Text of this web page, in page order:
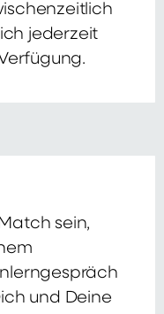
jederzeit
sein,
und Deine